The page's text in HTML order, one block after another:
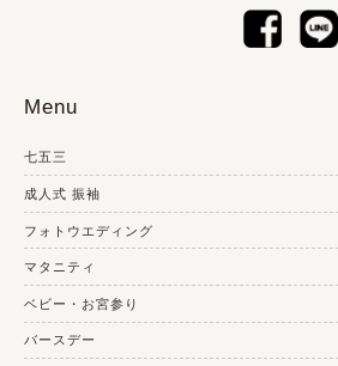
Menu
七五三
成人式 振袖
フォトウエディング
マタニティ
ベビー・お宮参り
バースデー